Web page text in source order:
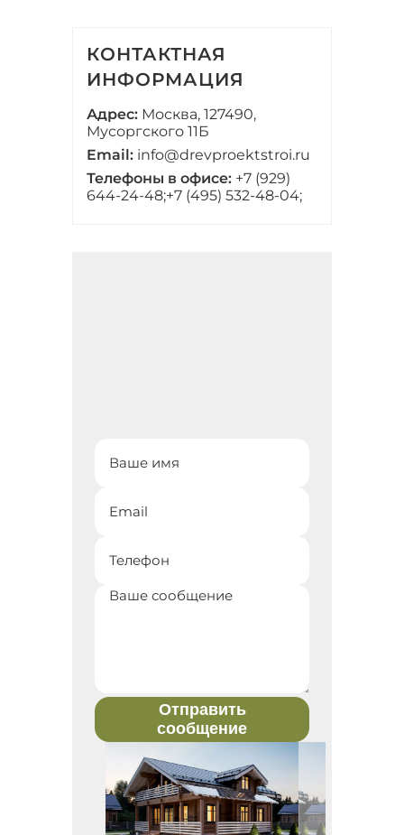
КОНТАКТНАЯ
ИНФОРМАЦИЯ
Адрес: Москва, 127490,
Мусоргского 11Б
Email: info@drevproektstroi.ru
Телефоны в офисе: +7 (929)
644-24-48;+7 (495) 532-48-04;
Отправить
сообщение